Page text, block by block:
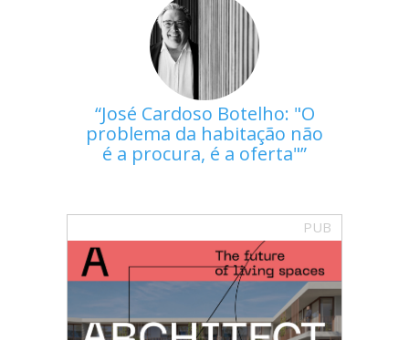
José Cardoso Botelho: "O
problema da habitação não
é a procura, é a oferta"
PUB